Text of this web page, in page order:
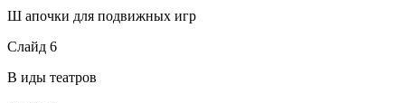
Ш апочки для подвижных игр
Слайд 6
В иды театров